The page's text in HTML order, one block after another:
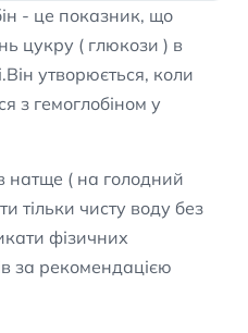
- це показник, що
цукру ( глюкози ) в
утворюється, коли
з гемоглобіном у
натще ( на голодний
тільки чисту воду без
фізичних
за рекомендацією